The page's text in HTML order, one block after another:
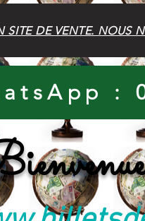
SITE DE VENTE. NOUS
: